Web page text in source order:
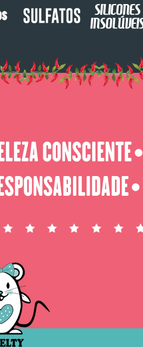
CONSCIENTE ⬤
⬤